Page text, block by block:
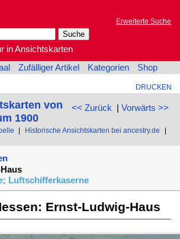
Erweiterte Suche
in Ansichtskarten
Zufälliger Artikel Kategorien Shop
DRUCKEN
<< Zurück | Vorwärts >>
von
1900
Historische Ansichtskarten bei ancestry.de
Luftschifferkaserne
Ernst-Ludwig-Haus